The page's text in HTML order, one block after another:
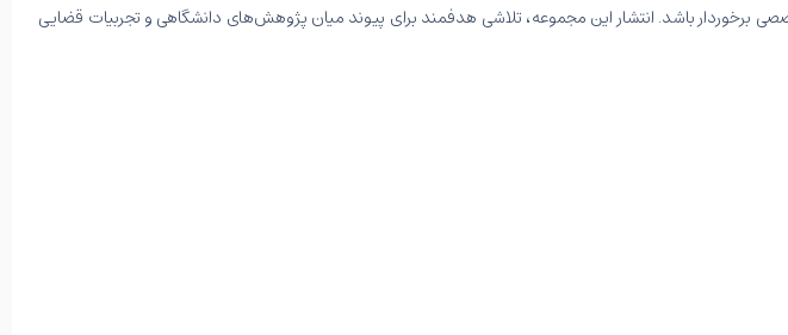
برخوردار باشد. انتشار این مجموعه، تلاشی هدفمند برای پیوند میان پژوهش‌های دانشگاهی و تجربیات قضایی